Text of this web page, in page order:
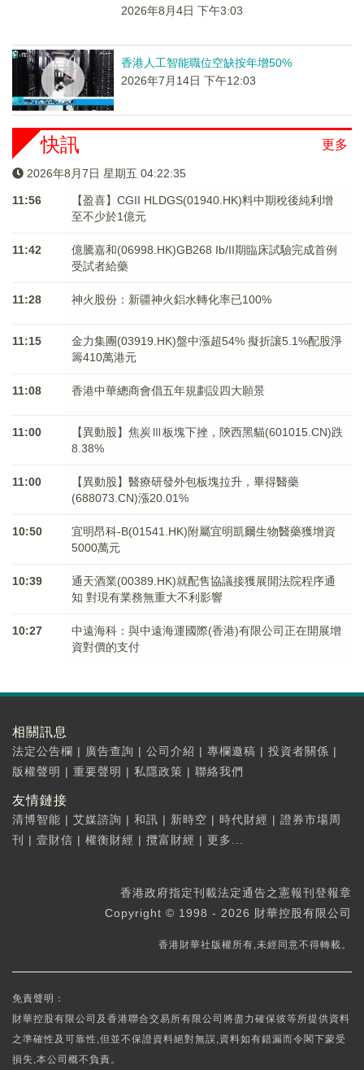
2026年8月4日 下午3:03
香港人工智能職位空缺按年增50%
2026年7月14日 下午12:03
更多
快訊
2026年8月7日 星期五 04:22:36
11:56
【盈喜】CGII HLDGS(01940.HK)料中期稅後純利增
至不少於1億元
11:42
億騰嘉和(06998.HK)GB268 Ib/II期臨床試驗完成首例
受試者給藥
11:28 神火股份：新疆神火鋁水轉化率已100%
11:15
金力集團(03919.HK)盤中漲超54% 擬折讓5.1%配股淨
籌410萬港元
11:08 香港中華總商會倡五年規劃設四大願景
11:00
【異動股】焦炭Ⅲ板塊下挫，陝西黑貓(601015.CN)跌
8.38%
11:00
【異動股】醫療研發外包板塊拉升，畢得醫藥
(688073.CN)漲20.01%
10:50
宜明昂科-B(01541.HK)附屬宜明凱爾生物醫藥獲增資
5000萬元
10:39
通天酒業(00389.HK)就配售協議接獲展開法院程序通
知 對現有業務無重大不利影響
10:27
中遠海科：與中遠海運國際(香港)有限公司正在開展增
資對價的支付
相關訊息
法定公告欄 | 廣告查詢 | 公司介紹 | 專欄邀稿 | 投資者關係 |
版權聲明 | 重要聲明 | 私隱政策 | 聯絡我們
友情鏈接
清博智能 | 艾媒諮詢 | 和訊 | 新時空 | 時代財經 | 證券市場周
刊
| 壹財信 | 權衡財經 | 攬富財經 | 更多...
香港政府指定刊載法定通告之憲報刊登報章
Copyright © 1998 - 2026 財華控股有限公司
香港財華社版權所有,未經同意不得轉載。
免責聲明：
財華控股有限公司及香港聯合交易所有限公司將盡力確保彼等所提供資料
之準確性及可靠性,但並不保證資料絕對無誤,資料如有錯漏而令閣下蒙受
損失,本公司概不負責。